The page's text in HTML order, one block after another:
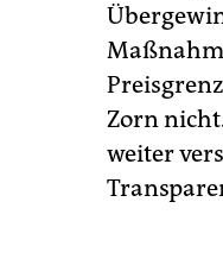
Zorn
weiter